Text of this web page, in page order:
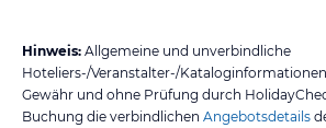
Hinweis: Allgemeine und unverbindliche
Hoteliers-/Veranstalter-/
Gewähr und ohne Prüfung durch
Buchung die verbindlichen Angebotsdetails